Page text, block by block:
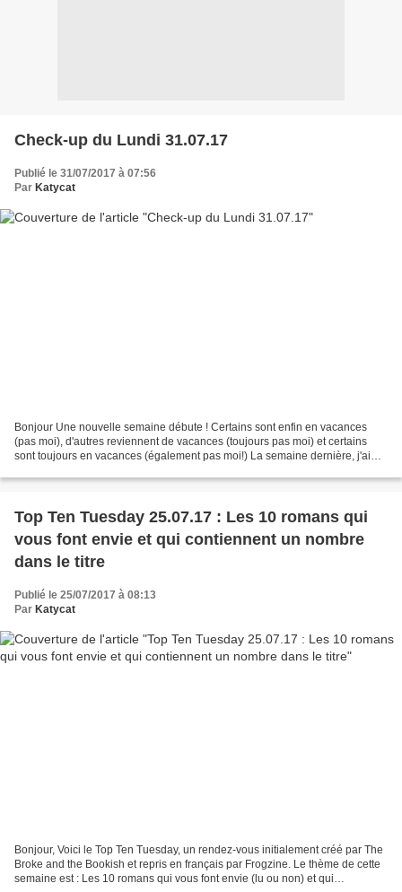
Check-up du Lundi 31.07.17
Publié le 31/07/2017 à 07:56
Par Katycat
Bonjour Une nouvelle semaine débute ! Certains sont enfin en vacances
(pas moi), d'autres reviennent de vacances (toujours pas moi) et certains
sont toujours en vacances (également pas moi!) La semaine dernière, j'ai
Top Ten Tuesday 25.07.17 : Les 10 romans qui
vous font envie et qui contiennent un nombre
dans le titre
Publié le 25/07/2017 à 08:13
Par Katycat
Bonjour, Voici le Top Ten Tuesday, un rendez-vous initialement créé par The
Broke and the Bookish et repris en français par Frogzine. Le thème de cette
semaine est : Les 10 romans qui vous font envie (lu ou non) et qui